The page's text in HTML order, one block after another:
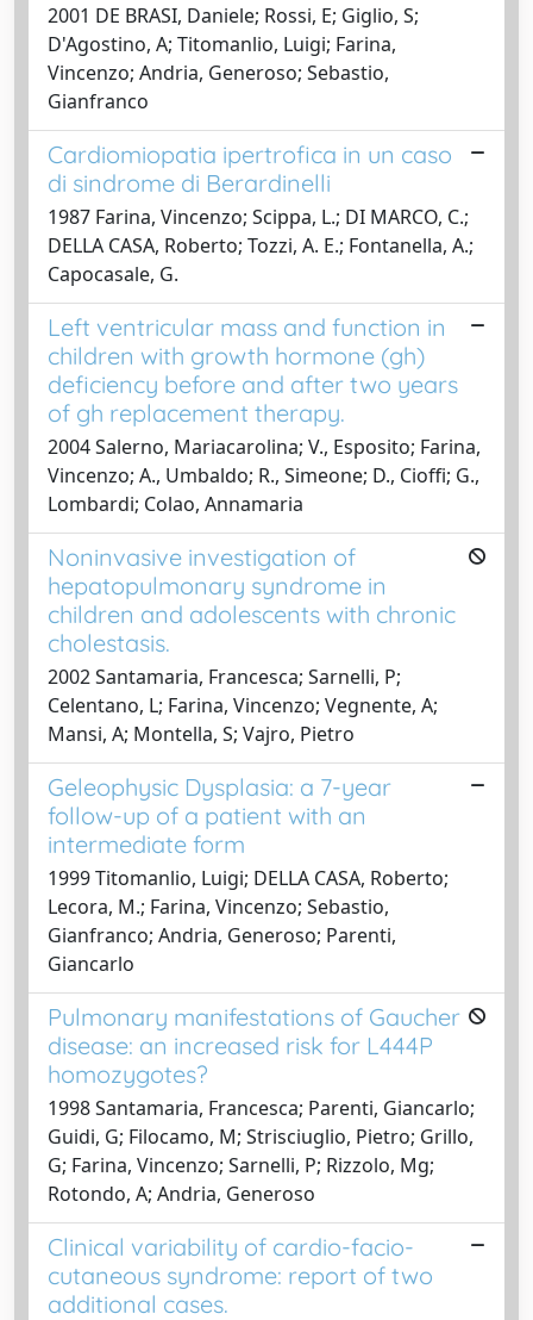
2001 DE BRASI, Daniele; Rossi, E; Giglio, S;
D'Agostino, A; Titomanlio, Luigi; Farina,
Vincenzo; Andria, Generoso; Sebastio,
Gianfranco
Cardiomiopatia ipertrofica in un caso
di sindrome di Berardinelli
1987 Farina, Vincenzo; Scippa, L.; DI MARCO, C.;
DELLA CASA, Roberto; Tozzi, A. E.; Fontanella, A.;
Capocasale, G.
Left ventricular mass and function in
children with growth hormone (gh)
deficiency before and after two years
of gh replacement therapy.
2004 Salerno, Mariacarolina; V., Esposito; Farina,
Vincenzo; A., Umbaldo; R., Simeone; D., Cioffi; G.,
Lombardi; Colao, Annamaria
Noninvasive investigation of
hepatopulmonary syndrome in
children and adolescents with chronic
cholestasis.
2002 Santamaria, Francesca; Sarnelli, P;
Celentano, L; Farina, Vincenzo; Vegnente, A;
Mansi, A; Montella, S; Vajro, Pietro
Geleophysic Dysplasia: a 7-year
follow-up of a patient with an
intermediate form
1999 Titomanlio, Luigi; DELLA CASA, Roberto;
Lecora, M.; Farina, Vincenzo; Sebastio,
Gianfranco; Andria, Generoso; Parenti,
Giancarlo
Pulmonary manifestations of Gaucher
disease: an increased risk for L444P
homozygotes?
1998 Santamaria, Francesca; Parenti, Giancarlo;
Guidi, G; Filocamo, M; Strisciuglio, Pietro; Grillo,
G; Farina, Vincenzo; Sarnelli, P; Rizzolo, Mg;
Rotondo, A; Andria, Generoso
Clinical variability of cardio-facio-
cutaneous syndrome: report of two
additional cases.